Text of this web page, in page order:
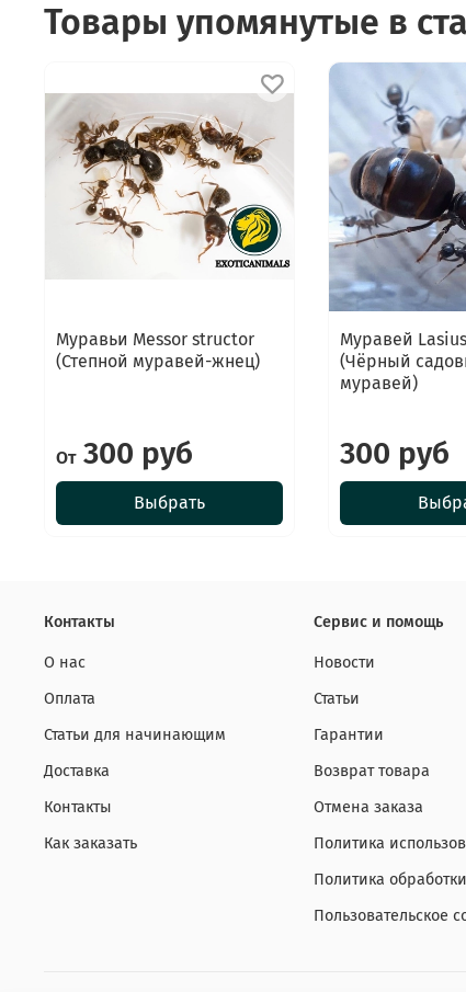
Товары упомянутые в
Муравьи Messor structor
(Степной муравей-жнец)
От300 руб
Выбрать
Муравей
(Чёрный
муравей)
300 руб
Контакты
О нас
Оплата
Статьи для начинающим
Доставка
Контакты
Как заказать
Сервис и помощь
Новости
Статьи
Гарантии
Возврат товара
Отмена заказа
Политика
Политика
Пользовательское